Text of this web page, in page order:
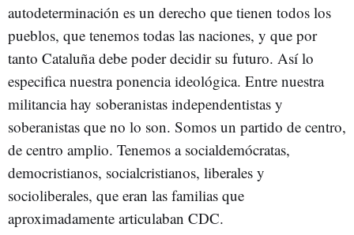
autodeterminación es un derecho que tienen todos los
pueblos, que tenemos todas las naciones, y que por
tanto Cataluña debe poder decidir su futuro. Así lo
especifica nuestra ponencia ideológica. Entre nuestra
militancia hay soberanistas independentistas y
soberanistas que no lo son. Somos un partido de centro,
de centro amplio. Tenemos a socialdemócratas,
democristianos, socialcristianos, liberales y
socioliberales, que eran las familias que
aproximadamente articulaban CDC.